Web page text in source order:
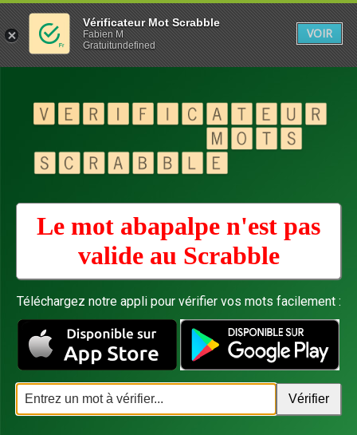
Le mot abapalpe n'est pas
valide au Scrabble
Téléchargez notre appli pour vérifier vos mots facilement :
Vérificateur Mot Scrabble
Fabien M
Gratuitundefined
VOIR